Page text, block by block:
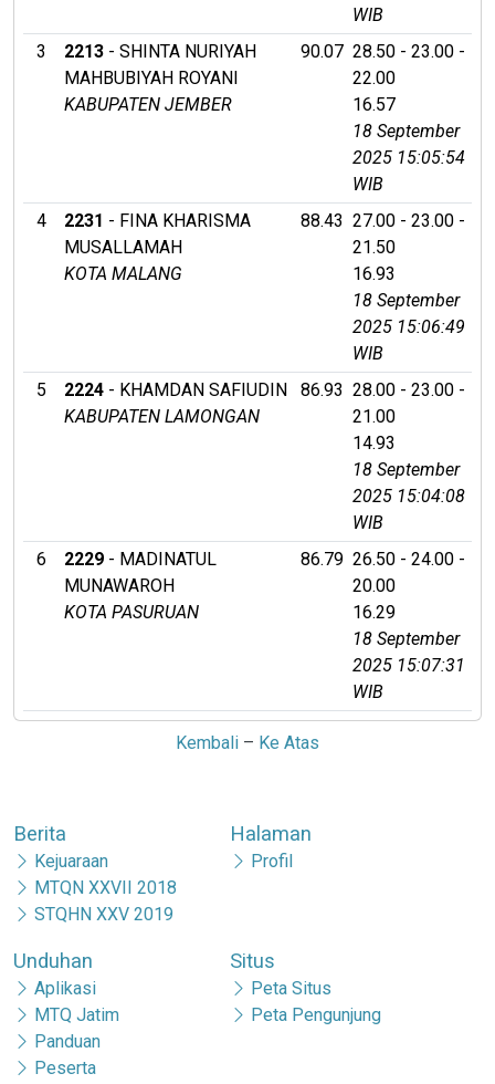
WIB
3
2213 - SHINTA NURIYAH
MAHBUBIYAH ROYANI
KABUPATEN JEMBER
90.07 28.50 - 23.00 -
22.00
16.57
18 September
2025 15:05:54
WIB
4
2231 - FINA KHARISMA
MUSALLAMAH
KOTA MALANG
88.43 27.00 - 23.00 -
21.50
16.93
18 September
2025 15:06:49
WIB
5
2224 - KHAMDAN SAFIUDIN
KABUPATEN LAMONGAN
86.93 28.00 - 23.00 -
21.00
14.93
18 September
2025 15:04:08
WIB
6
2229 - MADINATUL
MUNAWAROH
KOTA PASURUAN
86.79 26.50 - 24.00 -
20.00
16.29
18 September
2025 15:07:31
WIB
Kembali – Ke Atas
Berita
Kejuaraan
MTQN XXVII 2018
STQHN XXV 2019
Halaman
Profil
Unduhan
Aplikasi
MTQ Jatim
Panduan
Peserta
Situs
Peta Situs
Peta Pengunjung